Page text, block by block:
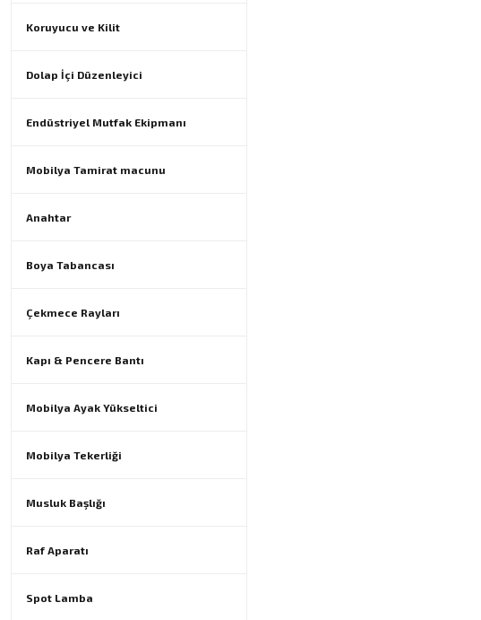
Koruyucu ve Kilit
Dolap İçi Düzenleyici
Endüstriyel Mutfak Ekipmanı
Mobilya Tamirat macunu
Anahtar
Boya Tabancası
Çekmece Rayları
Kapı & Pencere Bantı
Mobilya Ayak Yükseltici
Mobilya Tekerliği
Musluk Başlığı
Raf Aparatı
Spot Lamba